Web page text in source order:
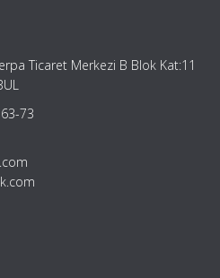
Ticaret Merkezi B Blok Kat:11
73